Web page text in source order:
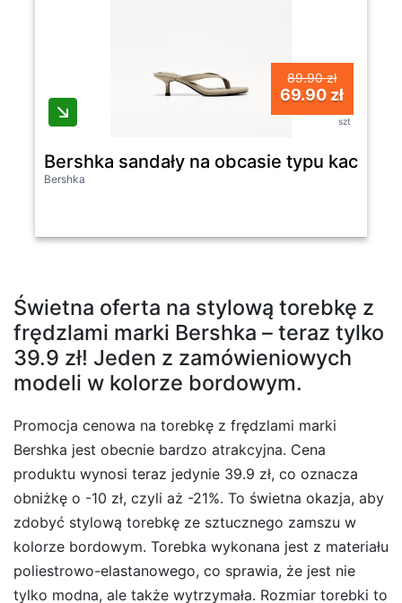
89.90 zł
69.90 zł
szt
Bershka sandały na obcasie typu
Bershka
Świetna oferta na stylową torebkę z
frędzlami marki Bershka – teraz tylko
39.9 zł! Jeden z zamówieniowych
modeli w kolorze bordowym.
Promocja cenowa na torebkę z frędzlami marki
Bershka jest obecnie bardzo atrakcyjna. Cena
produktu wynosi teraz jedynie 39.9 zł, co oznacza
obniżkę o -10 zł, czyli aż -21%. To świetna okazja, aby
zdobyć stylową torebkę ze sztucznego zamszu w
kolorze bordowym. Torebka wykonana jest z materiału
poliestrowo-elastanowego, co sprawia, że jest nie
tylko modna, ale także wytrzymała. Rozmiar torebki to